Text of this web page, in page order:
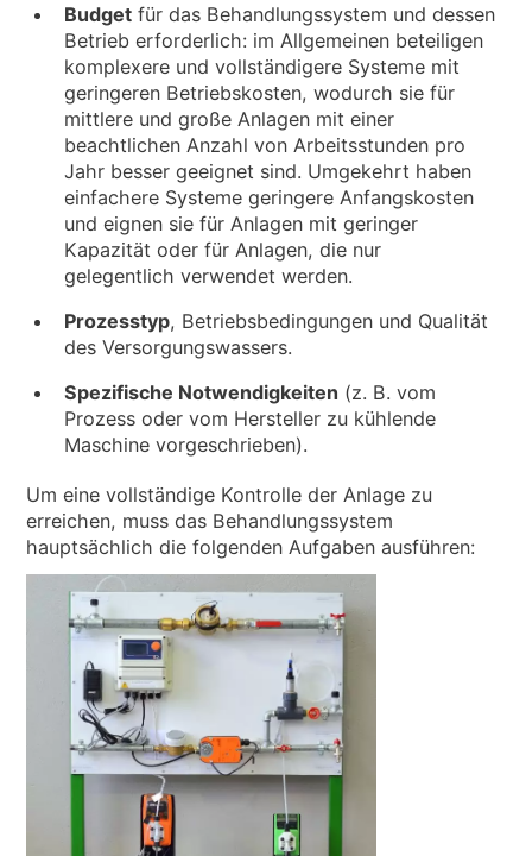
Budget für das Behandlungssystem und dessen
Betrieb erforderlich: im Allgemeinen beteiligen
komplexere und vollständigere Systeme mit
geringeren Betriebskosten, wodurch sie für
mittlere und große Anlagen mit einer
beachtlichen Anzahl von Arbeitsstunden pro
Jahr besser geeignet sind. Umgekehrt haben
einfachere Systeme geringere Anfangskosten
und eignen sie für Anlagen mit geringer
Kapazität oder für Anlagen, die nur
gelegentlich verwendet werden.
Prozesstyp, Betriebsbedingungen und Qualität
des Versorgungswassers.
Spezifische Notwendigkeiten (z. B. vom
Prozess oder vom Hersteller zu kühlende
Maschine vorgeschrieben).
Um eine vollständige Kontrolle der Anlage zu
erreichen, muss das Behandlungssystem
hauptsächlich die folgenden Aufgaben ausführen: